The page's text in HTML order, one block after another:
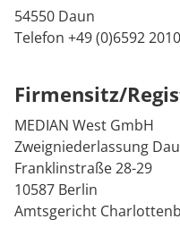
Veranstaltungen
Anreise
FAQs
Kontakt
Kosten &
Checkliste zum
MEDIAN Kliniken im
Medizin & Teilhabe
Kinder-und
Geriatrie
Gynäkologie
Prävention
Qualität &
Energiepolitik
Ihr Weg zu MEDIAN
Kosten &
Reha FAQ
Reha Checkliste
Zuweiser
Kooperationen
54550 Daun
Telefon +49 (0)6592 2010
Firmensitz/
MEDIAN West GmbH
Zweigniederlassung
Franklinstraße 28-29
10587 Berlin
Amtsgericht